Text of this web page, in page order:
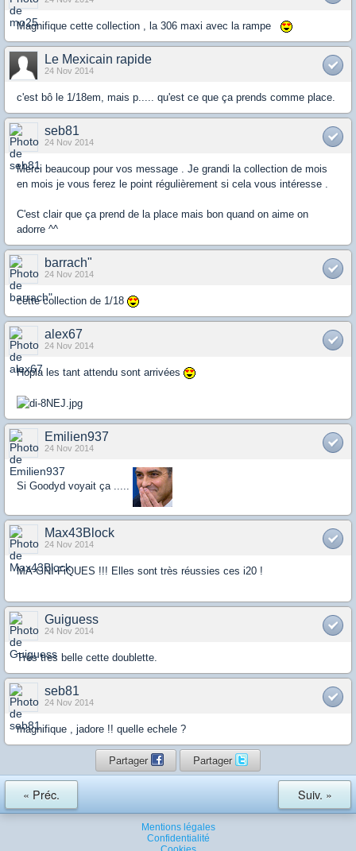
Magnifique cette collection , la 306 maxi avec la rampe
Le Mexicain rapide
24 Nov 2014
c'est bô le 1/18em, mais p..... qu'est ce que ça prends comme place.
seb81
24 Nov 2014
Merci beaucoup pour vos message . Je grandi la collection de mois
en mois je vous ferez le point régulièrement si cela vous intéresse .
C'est clair que ça prend de la place mais bon quand on aime on
adorre ^^
barrach"
24 Nov 2014
cette collection de 1/18
alex67
24 Nov 2014
Hopla les tant attendu sont arrivées
Emilien937
24 Nov 2014
Si Goodyd voyait ça .....
Max43Block
24 Nov 2014
MA-GNI-FiQUES !!! Elles sont très réussies ces i20 !
Guiguess
24 Nov 2014
Très tres belle cette doublette.
seb81
24 Nov 2014
magnifique , jadore !! quelle echele ?
Partager Partager
« Préc. Suiv. »
Mentions légales
Confidentialité